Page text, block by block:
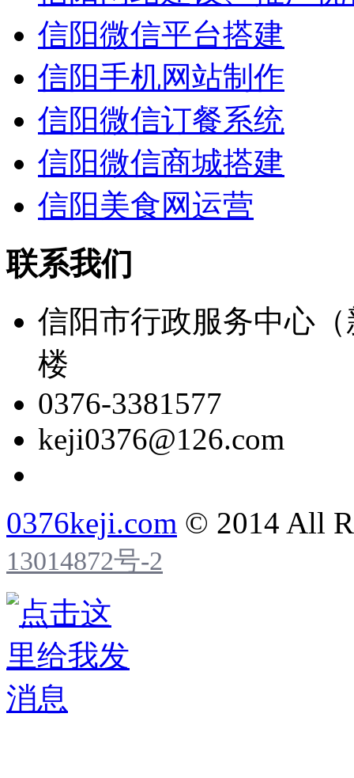
信阳微信平台搭建
信阳手机网站制作
信阳微信订餐系统
信阳微信商城搭建
信阳美食网运营
联系我们
信阳市行政服务中心
楼
0376-3381577
keji0376@126.com
0376keji.com © 2014 All
13014872号-2